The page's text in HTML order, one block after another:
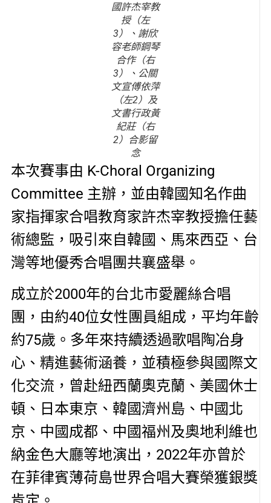
國許杰宰教
授（左
3）、謝欣
容老師鋼琴
合作（右
3）、公關
文宣傅依萍
（左2）及
文書行政黃
紀莊（右
2）合影留
念
本次賽事由 K-Choral Organizing
Committee 主辦，並由韓國知名作曲
家指揮家合唱教育家許杰宰教授擔任藝
術總監，吸引來自韓國、馬來西亞、台
灣等地優秀合唱團共襄盛舉。
成立於2000年的台北市愛麗絲合唱
團，由約40位女性團員組成，平均年齡
約75歲。多年來持續透過歌唱陶冶身
心、精進藝術涵養，並積極參與國際文
化交流，曾赴紐西蘭奧克蘭、美國休士
頓、日本東京、韓國濟州島、中國北
京、中國成都、中國福州及奧地利維也
納金色大廳等地演出，2022年亦曾於
在菲律賓薄荷島世界合唱大賽榮獲銀獎